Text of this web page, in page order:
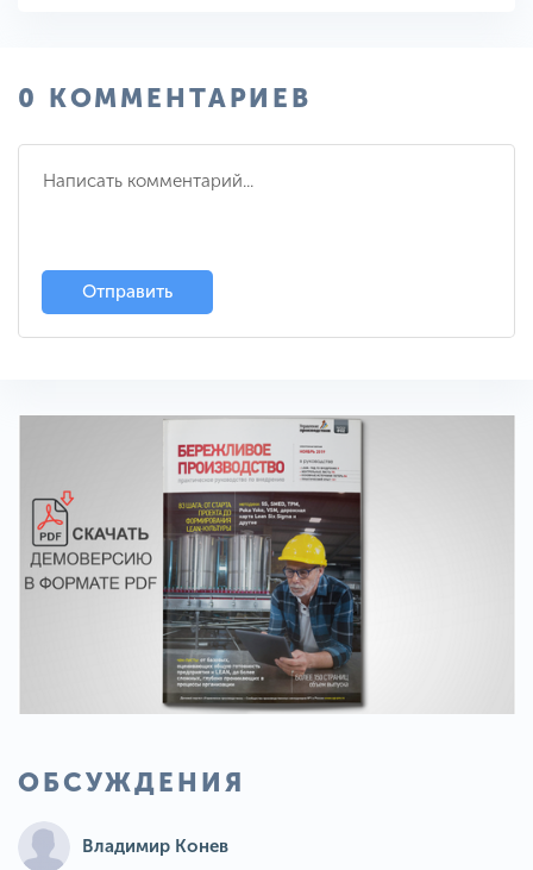
0 КОММЕНТАРИЕВ
Отправить
ОБСУЖДЕНИЯ
Владимир Конев